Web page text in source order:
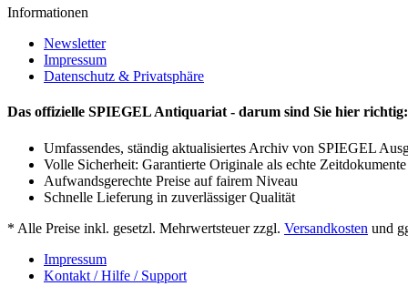
Informationen
Newsletter
Impressum
Datenschutz & Privatsphäre
Das offizielle SPIEGEL Antiquariat - darum sind Sie hier richtig:
Umfassendes, ständig aktualisiertes Archiv von SPIEGEL
Volle Sicherheit: Garantierte Originale als echte Zeitdokumente
Aufwandsgerechte Preise auf fairem Niveau
Schnelle Lieferung in zuverlässiger Qualität
* Alle Preise inkl. gesetzl. Mehrwertsteuer zzgl. Versandkosten und
Impressum
Kontakt / Hilfe / Support